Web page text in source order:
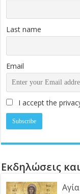
Last name
Email
I accept the
Εκδηλώσεις